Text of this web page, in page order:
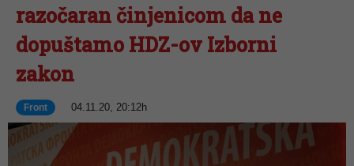
razočaran činjenicom da ne
dopuštamo HDZ-ov Izborni
zakon
Front 04.11.20, 20:12h